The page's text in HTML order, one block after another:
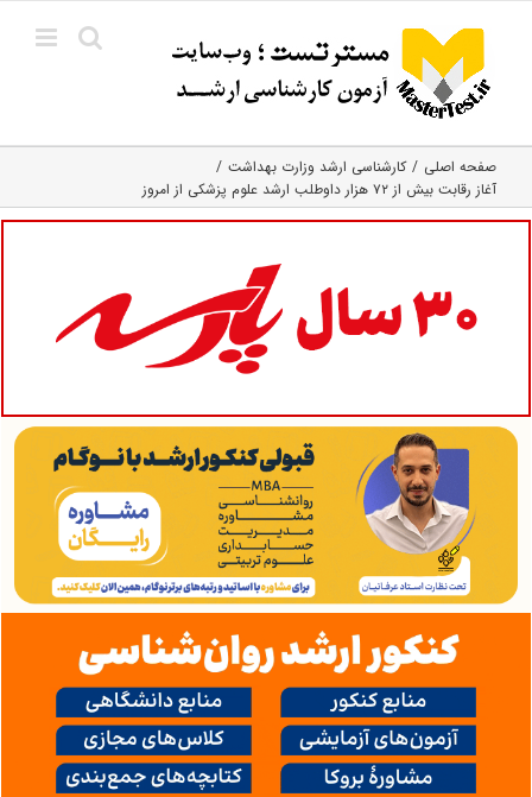
content
صفحه اصلی
کارشناسی ارشد وزارت بهداشت
آغاز رقابت بیش از ۷۲ هزار داوطلب ارشد علوم پزشکی از امروز